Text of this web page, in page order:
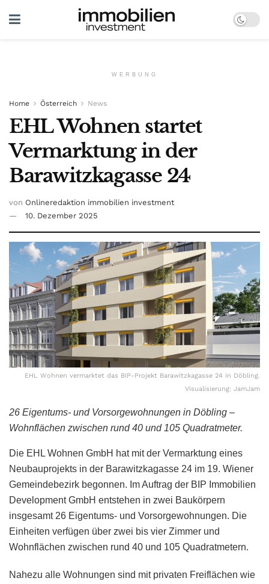
WERBUNG
Home Österreich News
EHL Wohnen startet
Vermarktung in der
Barawitzkagasse 24
von Onlineredaktion immobilien investment
10. Dezember 2025
EHL Wohnen vermarktet das BIP-Projekt Barawitzkagasse 24 in Döbling.
Visualisierung: JamJam
26 Eigentums- und Vorsorgewohnungen in Döbling –
Wohnflächen zwischen rund 40 und 105 Quadratmeter.
Die EHL Wohnen GmbH hat mit der Vermarktung eines
Neubauprojekts in der Barawitzkagasse 24 im 19. Wiener
Gemeindebezirk begonnen. Im Auftrag der BIP Immobilien
Development GmbH entstehen in zwei Baukörpern
insgesamt 26 Eigentums- und Vorsorgewohnungen. Die
Einheiten verfügen über zwei bis vier Zimmer und
Wohnflächen zwischen rund 40 und 105 Quadratmetern.
Nahezu alle Wohnungen sind mit privaten Freiflächen wie